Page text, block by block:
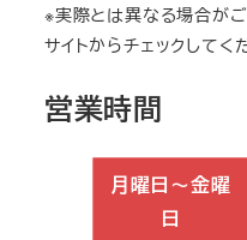
※実際とは異なる場合が
サイトからチェックしてく
営業時間
月曜日～金曜
日